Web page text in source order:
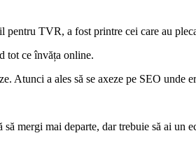
pentru TVR, a fost printre cei care au
tot ce învăța online.
Atunci a ales să se axeze pe SEO unde
mergi mai departe, dar trebuie să ai un